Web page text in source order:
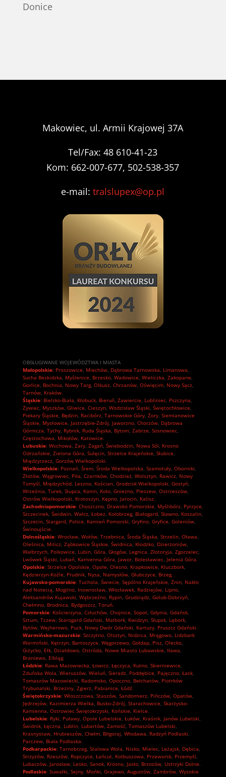
Donice
Makowiec, ul. Armii Krajowej 37A
Tel/Fax: 48 610-41-23
Kom: 662-007-677, 502-538-357
e-mail:tralslupex@op.pl
OBSŁUGIWANE WOJEWÓDZTWA I MIASTA
Małopolskie: Proszowice, Miechów, Dąbrowa Tarnowska, Limanowa,
Sucha Beskidzka, Myślenice, Brzesko, Wadowice, Wieliczka, Zakopane,
Gorlice, Bochnia, Nowy Targ, Olkusz, Chrzanów, Oświęcim, Nowy Sącz,
Tarnów, Kraków.
Śląskie: Bielsko-Biała, Kłobuck, Bieruń, Zawiercie, Lubliniec, Pszczyna,
Żywiec, Myszków, Gliwice, Cieszyn, Wodzisław Śląski, Świętochłowice,
Piekary Śląskie, Będzin, Racibórz, Tarnowskie Góry, Żory, Siemianowice
Śląskie, Mysłowice, Jastrzębie-Zdrój, Jaworzno, Chorzów, Dąbrowa
Górnicza, Tychy, Rybnik, Ruda Śląska, Bytom, Zabrze, Sosnowiec,
Częstochowa, Mikołów, Katowice.
Lubuskie: Wschowa, Żary, Żagań, Świebodzin, Nowa Sól, Krosno
Odrzańskie, Zielona Góra, Sulęcin, Strzelce Krajeńskie, Słubice,
Międzyrzecz, Gorzów Wielkopolski.
Wielkopolskie: Poznań, Śrem, Środa Wielkopolska, Szamotuły, Oborniki,
Złotów, Wągrowiec, Piła, Czarnków, Chodzież, Wolsztyn, Rawicz, Nowy
Tomyśl, Międzychód, Leszno, Kościan, Grodzisk Wielkopolski, Gostyń,
Września, Turek, Słupca, Konin, Koło, Gniezno, Pleszew, Ostrzeszów,
Ostrów Wielkopolski, Krotoszyn, Kępno, Jarocin, Kalisz.
Zachodniopomorskie: Choszczno, Drawsko Pomorskie, Myślibórz, Pyrzyce,
Szczecinek, Świdwin, Wałcz, Łobez, Kołobrzeg, Białogard, Sławno, Koszalin,
Szczecin, Stargard, Police, Kamień Pomorski, Gryfino, Gryfice, Goleniów,
Świnoujście.
Dolnośląskie: Wrocław, Wołów, Trzebnica, Środa Śląska, Strzelin, Oława,
Oleśnica, Milicz, Ząbkowice Śląskie, Świdnica, Kłodzko, Dzierżoniów,
Wałbrzych, Polkowice, Lubin, Góra, Głogów, Legnica, Złotoryja, Zgorzelec,
Lwówek Śląski, Lubań, Kamienna Góra, Jawor, Bolesławiec, Jelenia Góra.
Opolskie: Strzelce Opolskie, Opole, Olesno, Krapkowice, Kluczbork,
Kędzierzyn-Koźle, Prudnik, Nysa, Namysłów, Głubczyce, Brzeg.
Kujawsko-pomorskie: Tuchola, Świecie, Sępólno Krajeńskie, Żnin, Nakło
nad Notecią, Mogilno, Inowrocław, Włocławek, Radziejów, Lipno,
Aleksandrów Kujawski, Wąbrzeźno, Rypin, Grudziądz, Golub-Dobrzyń,
Chełmno, Brodnica, Bydgoszcz, Toruń.
Pomorskie: Kościerzyna, Człuchów, Chojnice, Sopot, Gdynia, Gdańsk,
Sztum, Tczew, Starogard Gdański, Malbork, Kwidzyn, Słupsk, Lębork,
Bytów, Wejherowo, Puck, Nowy Dwór Gdański, Kartuzy, Pruszcz Gdański.
Warmińsko-mazurskie: Szczytno, Olsztyn, Nidzica, Mrągowo, Lidzbark
Warmiński, Kętrzyn, Bartoszyce, Węgorzewo, Gołdap, Pisz, Olecko,
Giżycko, Ełk, Działdowo, Ostróda, Nowe Miasto Lubawskie, Iława,
Braniewo, Elbląg.
Łódzkie: Rawa Mazowiecka, Łowicz, Łęczyca, Kutno, Skierniewice,
Zduńska Wola, Wieruszów, Wieluń, Sieradz, Poddębice, Pajęczno, Łask,
Tomaszów Mazowiecki, Radomsko, Opoczno, Bełchatów, Piotrków
Trybunalski, Brzeziny, Zgierz, Pabianice, Łódź.
Świętokrzyskie: Włoszczowa, Staszów, Sandomierz, Pińczów, Opatów,
Jędrzejów, Kazimierza Wielka, Busko-Zdrój, Starachowice, Skarżysko-
Kamienna, Ostrowiec Świętokrzyski, Końskie, Kielce.
Lubelskie: Ryki, Puławy, Opole Lubelskie, Łuków, Kraśnik, Janów Lubelski,
Świdnik, Łęczna, Lublin, Lubartów, Zamość, Tomaszów Lubelski,
Krasnystaw, Hrubieszów, Chełm, Biłgoraj, Włodawa, Radzyń Podlaski,
Parczew, Biała Podlaska.
Podkarpackie: Tarnobrzeg, Stalowa Wola, Nisko, Mielec, Leżajsk, Dębica,
Strzyżów, Rzeszów, Ropczyce, Łańcut, Kolbuszowa, Przeworsk, Przemyśl,
Lubaczów, Jarosław, Lesko, Sanok, Krosno, Jasło, Brzozów, Ustrzyki Dolne.
Podlaskie: Suwałki, Sejny, Mońki, Grajewo, Augustów, Zambrów, Wysokie